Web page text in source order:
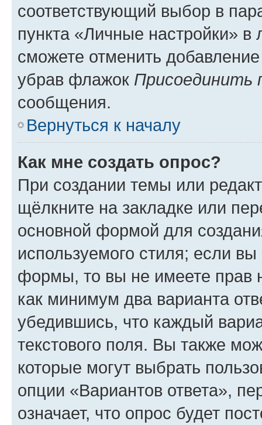
соответствующий выбор в
пункта «Личные настройки»
сможете отменить
убрав флажок Присоединить
сообщения.
Вернуться к началу
Как мне создать опрос?
При создании темы или
щёлкните на закладке или
основной формой для
используемого стиля; если
формы, то вы не имеете прав
как минимум два варианта
убедившись, что каждый
текстового поля. Вы также
которые могут выбрать
опции «Вариантов ответа»,
означает, что опрос будет